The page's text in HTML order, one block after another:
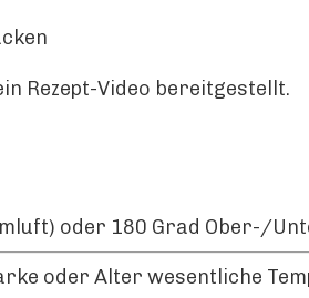
Rezept-Video bereitgestellt.
oder 180 Grad Ober-/
oder Alter wesentliche